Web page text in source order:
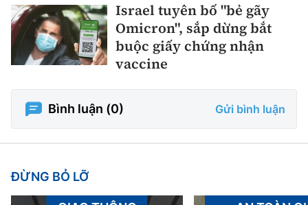
Israel tuyên bố "bẻ gãy
Omicron", sắp dừng bắt
buộc giấy chứng nhận
vaccine
Bình luận (0) Gửi bình luận
ĐỪNG BỎ LỠ